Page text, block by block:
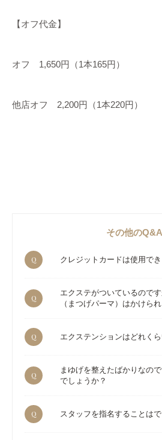
【オフ代金】
オフ 1,650円（1本165円）
他店オフ 2,200円（1本220円）
その他のQ&A
Q クレジットカードは使用で
Q
エクステがついているので
（まつげパーマ）はかけら
Q エクステンションはどれく
Q
まゆげを整えたばかりなの
でしょうか？
Q スタッフを指名することは